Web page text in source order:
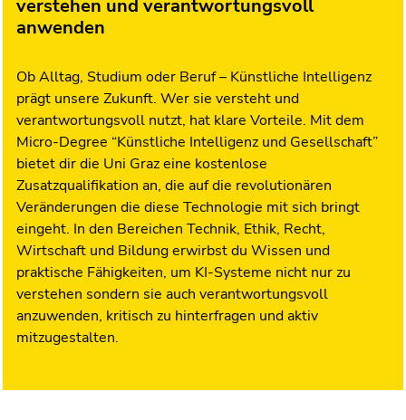
verstehen und verantwortungsvoll
anwenden
Ob Alltag, Studium oder Beruf – Künstliche Intelligenz
prägt unsere Zukunft. Wer sie versteht und
verantwortungsvoll nutzt, hat klare Vorteile. Mit dem
Micro-Degree “Künstliche Intelligenz und Gesellschaft”
bietet dir die Uni Graz eine kostenlose
Zusatzqualifikation an, die auf die revolutionären
Veränderungen die diese Technologie mit sich bringt
eingeht. In den Bereichen Technik, Ethik, Recht,
Wirtschaft und Bildung erwirbst du Wissen und
praktische Fähigkeiten, um KI-Systeme nicht nur zu
verstehen sondern sie auch verantwortungsvoll
anzuwenden, kritisch zu hinterfragen und aktiv
mitzugestalten.